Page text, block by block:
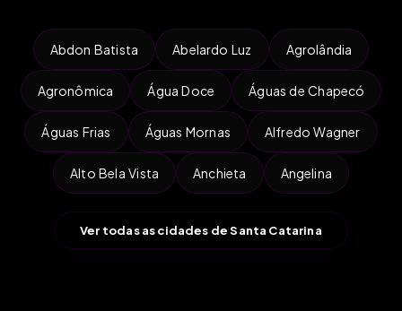
Abdon Batista Abelardo Luz Agrolândia
Agronômica Água Doce Águas de Chapecó
Águas Frias Águas Mornas Alfredo Wagner
Alto Bela Vista Anchieta Angelina
Ver todas as cidades de Santa Catarina